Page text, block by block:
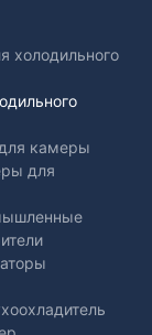
холодильного
камеры
для